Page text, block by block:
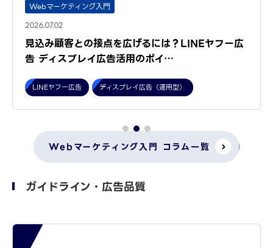
Webマーケティング入門
2026.07.02
見込み顧客との接点を広げるには？LINEヤフー広
告 ディスプレイ広告活用のポイ…
LINEヤフー広告 ディスプレイ広告（運用型）
Webマーケティング入門 コラム一覧
ガイドライン・広告品質